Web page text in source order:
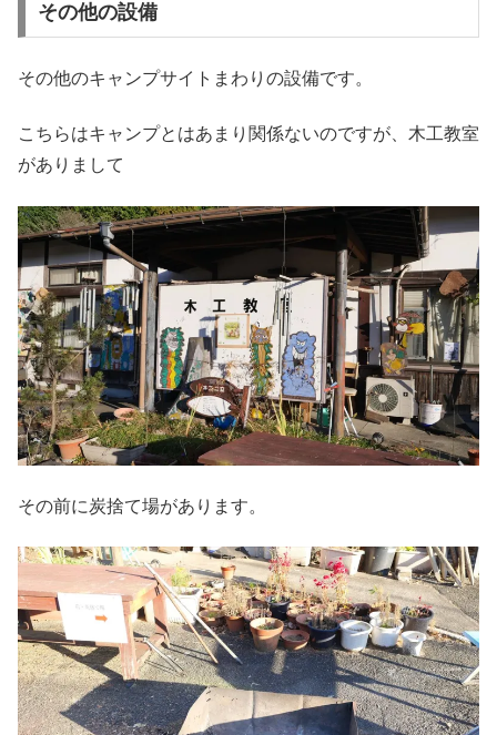
その他の設備
その他のキャンプサイトまわりの設備です。
こちらはキャンプとはあまり関係ないのですが、木工教室
がありまして
その前に炭捨て場があります。